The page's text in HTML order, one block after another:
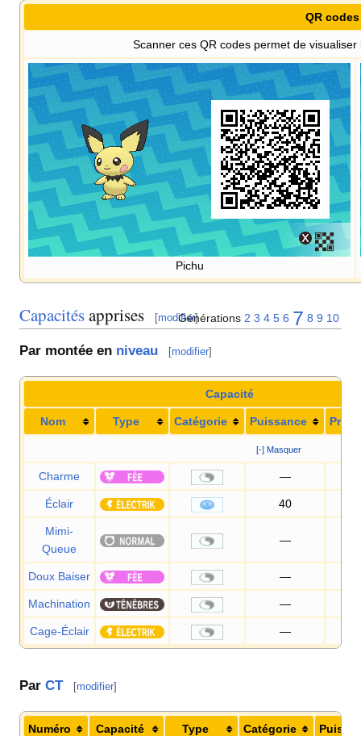
QR codes
Scanner ces QR codes permet de
Pichu
Capacitésapprises [modifier]
Générations 2 3 4 5 6 7 8 9 10
Par montée en niveau [modifier]
Capacité
Nom Type Catégorie Puissance
[-] Masquer
Charme —
Éclair 40
Mimi-
Queue
—
Doux Baiser —
Machination —
Cage-Éclair —
Par CT [modifier]
Numéro Capacité Type Catégorie